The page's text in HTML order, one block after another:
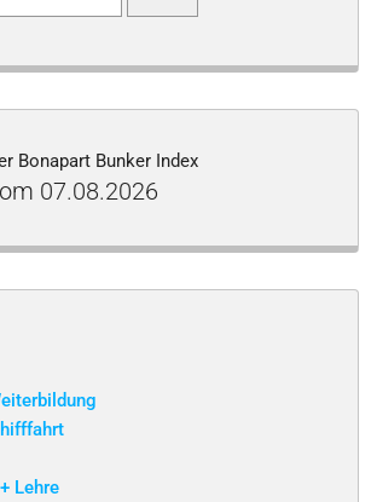
Bonapart Bunker Index
07.08.2026
Lehre